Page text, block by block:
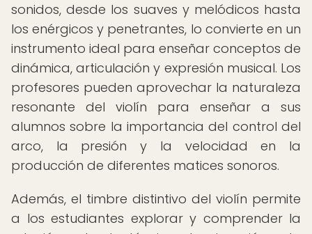
sonidos, desde los suaves y melódicos hasta
los enérgicos y penetrantes, lo convierte en un
instrumento ideal para enseñar conceptos de
dinámica, articulación y expresión musical. Los
profesores pueden aprovechar la naturaleza
resonante del violín para enseñar a sus
alumnos sobre la importancia del control del
arco, la presión y la velocidad en la
producción de diferentes matices sonoros.
Además, el timbre distintivo del violín permite
a los estudiantes explorar y comprender la